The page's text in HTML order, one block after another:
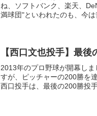
ね、ソフトバンク、楽天、
満球団"といわれたのも、今
【西口文也投手】最
2013年のプロ野球が開幕し
すが、ピッチャーの200勝を
西口投手は、最後の200勝投